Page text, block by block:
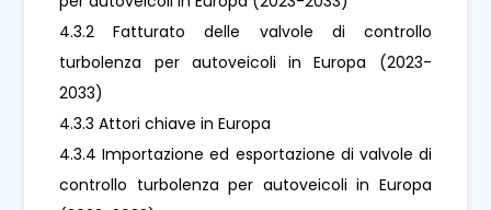
4.3.2 Fatturato delle valvole di controllo
turbolenza per autoveicoli in Europa (2023-
2033)
4.3.3 Attori chiave in Europa
4.3.4 Importazione ed esportazione di valvole di
controllo turbolenza per autoveicoli in Europa